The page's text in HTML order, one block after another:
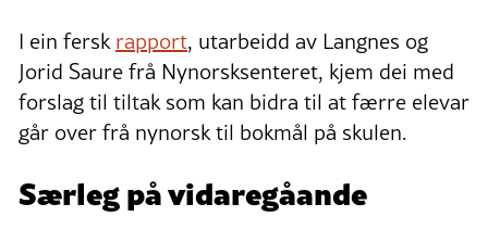
I ein ferskrapport, utarbeidd av Langnes og
Jorid Saure frå Nynorsksenteret, kjem dei med
forslag til tiltak som kan bidra til at færre elevar
går over frå nynorsk til bokmål på skulen.
Særleg på vidaregåande